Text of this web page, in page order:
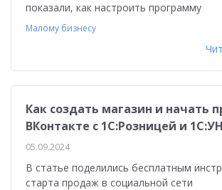
показали, как настроить программу
Малому бизнесу
Как создать магазин и начать
ВКонтакте с 1С:Розницей и
05.09.2024
В статье поделились бесплатным
старта продаж в социальной сети